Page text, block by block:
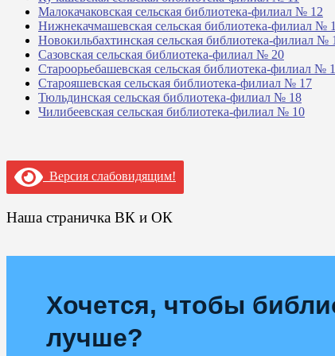
Малокачаковская сельская библиотека-филиал № 12
Нижнекачмашевская сельская библиотека-филиал №
Новокильбахтинская сельская библиотека-филиал №
Сазовская сельская библиотека-филиал № 20
Староорьебашевская сельская библиотека-филиал №
Старояшевская сельская библиотека-филиал № 17
Тюльдинская сельская библиотека-филиал № 18
Чилибеевская сельская библиотека-филиал № 10
Версия слабовидящим!
Наша страничка ВК и ОК
Хочется, чтобы
лучше?